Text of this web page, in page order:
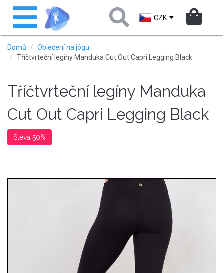
Přejít
hlavnímu
obsahu
Toggle
navigation
CZK
Domů
Oblečení na jógu
Tříčtvrteční legíny Manduka Cut Out Capri Legging Black
Tříčtvrteční legíny Manduka
Cut Out Capri Legging Black
Sleva 50%